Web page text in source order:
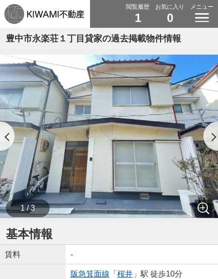
閲覧履歴
1
お気に入り
0
メニュー
豊中市永楽荘１丁目貸家の過去掲載物件情報
1 / 3
基本情報
賃料 -
阪急箕面線 「 桜井」駅 徒歩10分